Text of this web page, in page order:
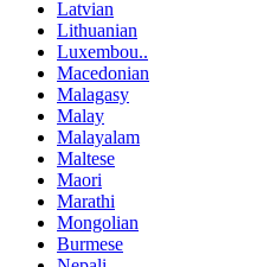
Latvian
Lithuanian
Luxembou..
Macedonian
Malagasy
Malay
Malayalam
Maltese
Maori
Marathi
Mongolian
Burmese